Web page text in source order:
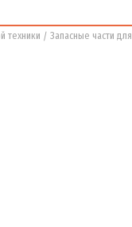
техники Запасные части